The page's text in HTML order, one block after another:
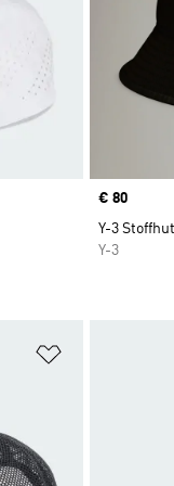
Price
€ 80
Y-3 Stoffhut
Y-3